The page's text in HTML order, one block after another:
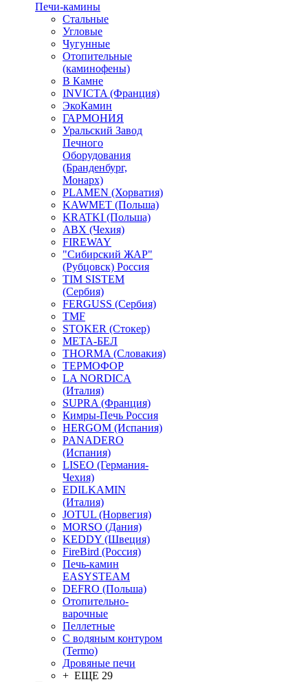
Печи-камины
Стальные
Угловые
Чугунные
Отопительные
(каминофены)
В Камне
INVICTA (Франция)
ЭкоКамин
ГАРМОНИЯ
Уральский Завод
Печного
Оборудования
(Бранденбург,
Монарх)
PLAMEN (Хорватия)
KAWMET (Польша)
KRATKI (Польша)
ABX (Чехия)
FIREWAY
"Сибирский ЖАР"
(Рубцовск) Россия
TIM SISTEM
(Сербия)
FERGUSS (Сербия)
TMF
STOKER (Стокер)
МЕТА-БЕЛ
THORMA (Словакия)
ТЕРМОФОР
LA NORDICA
(Италия)
SUPRA (Франция)
Кимры-Печь Россия
HERGOM (Испания)
PANADERO
(Испания)
LISEO (Германия-
Чехия)
EDILKAMIN
(Италия)
JOTUL (Норвегия)
MORSO (Дания)
KEDDY (Швеция)
FireBird (Россия)
Печь-камин
EASYSTEAM
DEFRO (Польша)
Отопительно-
варочные
Пеллетные
С водяным контуром
(Termo)
Дровяные печи
+ ЕЩЕ 29